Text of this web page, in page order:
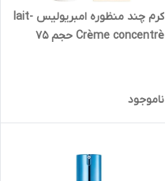
کرم چند منظوره امبریولیس lait-
Crème concentrè حجم ۷۵
ناموجود